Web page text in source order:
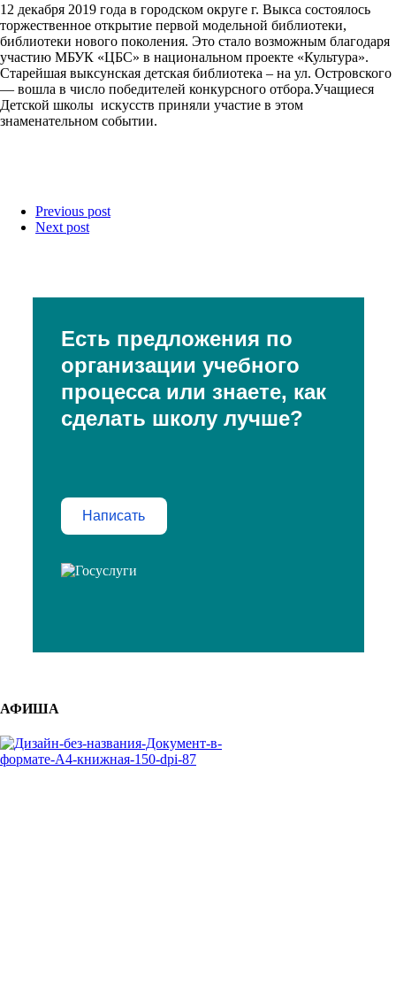
12 декабря 2019 года в городском округе г. Выкса состоялось
торжественное открытие первой модельной библиотеки,
библиотеки нового поколения. Это стало возможным благодаря
участию МБУК «ЦБС» в национальном проекте «Культура».
Старейшая выксунская детская библиотека – на ул. Островского
— вошла в число победителей конкурсного отбора.Учащиеся
Детской школы искусств приняли участие в этом
знаменательном событии.
Previous post
Next post
Есть предложения по
организации учебного
процесса или знаете, как
сделать школу лучше?
Написать
АФИША